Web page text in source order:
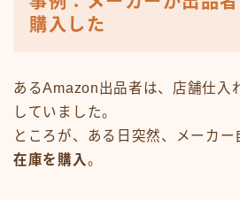
購入した
あるAmazon出品者は、店舗仕入
していました。
ところが、ある日突然、メーカー
在庫を購入。